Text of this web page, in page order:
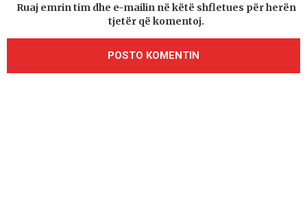
Ruaj emrin tim dhe e-mailin në këtë shfletues për herën
tjetër që komentoj.